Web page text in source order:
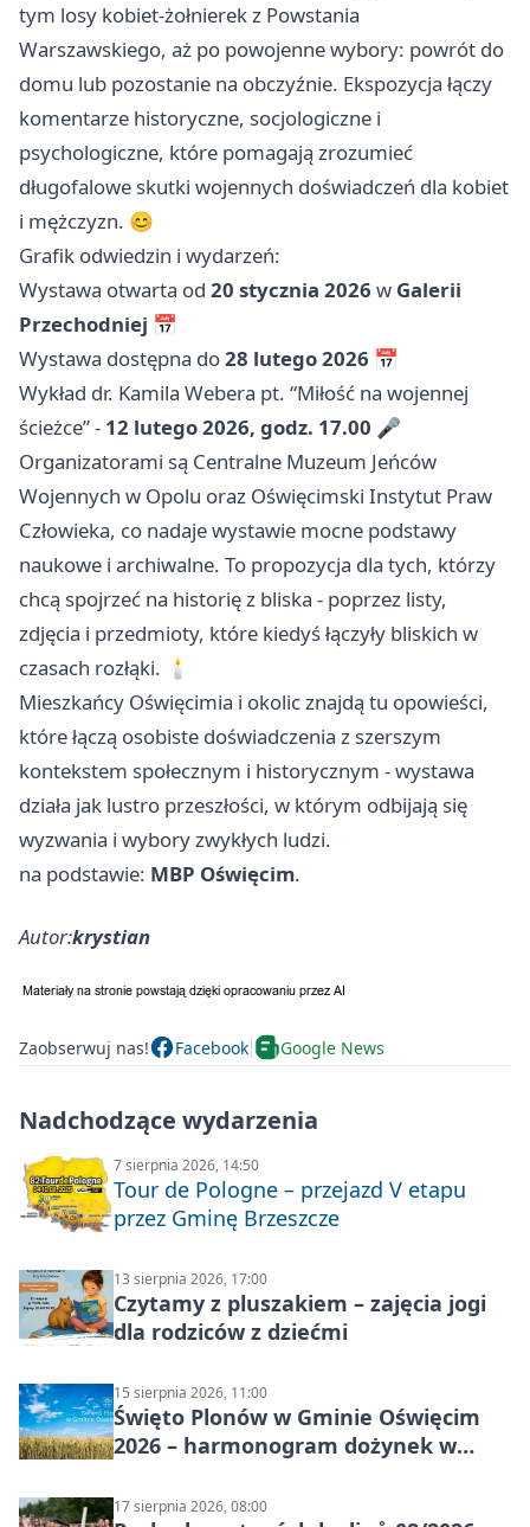
tym losy kobiet-żołnierek z Powstania
Warszawskiego, aż po powojenne wybory: powrót do
domu lub pozostanie na obczyźnie. Ekspozycja łączy
komentarze historyczne, socjologiczne i
psychologiczne, które pomagają zrozumieć
długofalowe skutki wojennych doświadczeń dla kobiet
i mężczyzn. 😊
Grafik odwiedzin i wydarzeń:
Wystawa otwarta od 20 stycznia 2026 w Galerii
Przechodniej 📅
Wystawa dostępna do28 lutego 2026 📅
Wykład dr. Kamila Webera pt. “Miłość na wojennej
ścieżce” - 12 lutego 2026, godz. 17.00 🎤
Organizatorami są Centralne Muzeum Jeńców
Wojennych w Opolu oraz Oświęcimski Instytut Praw
Człowieka, co nadaje wystawie mocne podstawy
naukowe i archiwalne. To propozycja dla tych, którzy
chcą spojrzeć na historię z bliska - poprzez listy,
zdjęcia i przedmioty, które kiedyś łączyły bliskich w
czasach rozłąki. 🕯️
Mieszkańcy Oświęcimia i okolic znajdą tu opowieści,
które łączą osobiste doświadczenia z szerszym
kontekstem społecznym i historycznym - wystawa
działa jak lustro przeszłości, w którym odbijają się
wyzwania i wybory zwykłych ludzi.
na podstawie: MBP Oświęcim.
Autor:krystian
Zaobserwuj nas! Facebook Google News
Nadchodzące wydarzenia
7 sierpnia 2026, 14:50
Tour de Pologne – przejazd V etapu
przez Gminę Brzeszcze
13 sierpnia 2026, 17:00
Czytamy z pluszakiem – zajęcia jogi
dla rodziców z dziećmi
15 sierpnia 2026, 11:00
Święto Plonów w Gminie Oświęcim
2026 – harmonogram dożynek w
17 sierpnia 2026, 08:00